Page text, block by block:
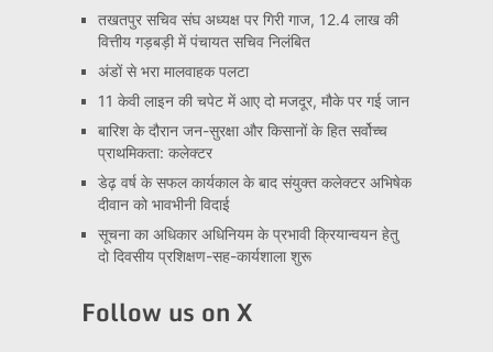
तखतपुर सचिव संघ अध्यक्ष पर गिरी गाज, 12.4 लाख की
वित्तीय गड़बड़ी में पंचायत सचिव निलंबित
अंडों से भरा मालवाहक पलटा
11 केवी लाइन की चपेट में आए दो मजदूर, मौके पर गई जान
बारिश के दौरान जन-सुरक्षा और किसानों के हित सर्वोच्च
प्राथमिकता: कलेक्टर
डेढ़ वर्ष के सफल कार्यकाल के बाद संयुक्त कलेक्टर अभिषेक
दीवान को भावभीनी विदाई
सूचना का अधिकार अधिनियम के प्रभावी क्रियान्वयन हेतु
दो दिवसीय प्रशिक्षण-सह-कार्यशाला शुरू
Follow us on X